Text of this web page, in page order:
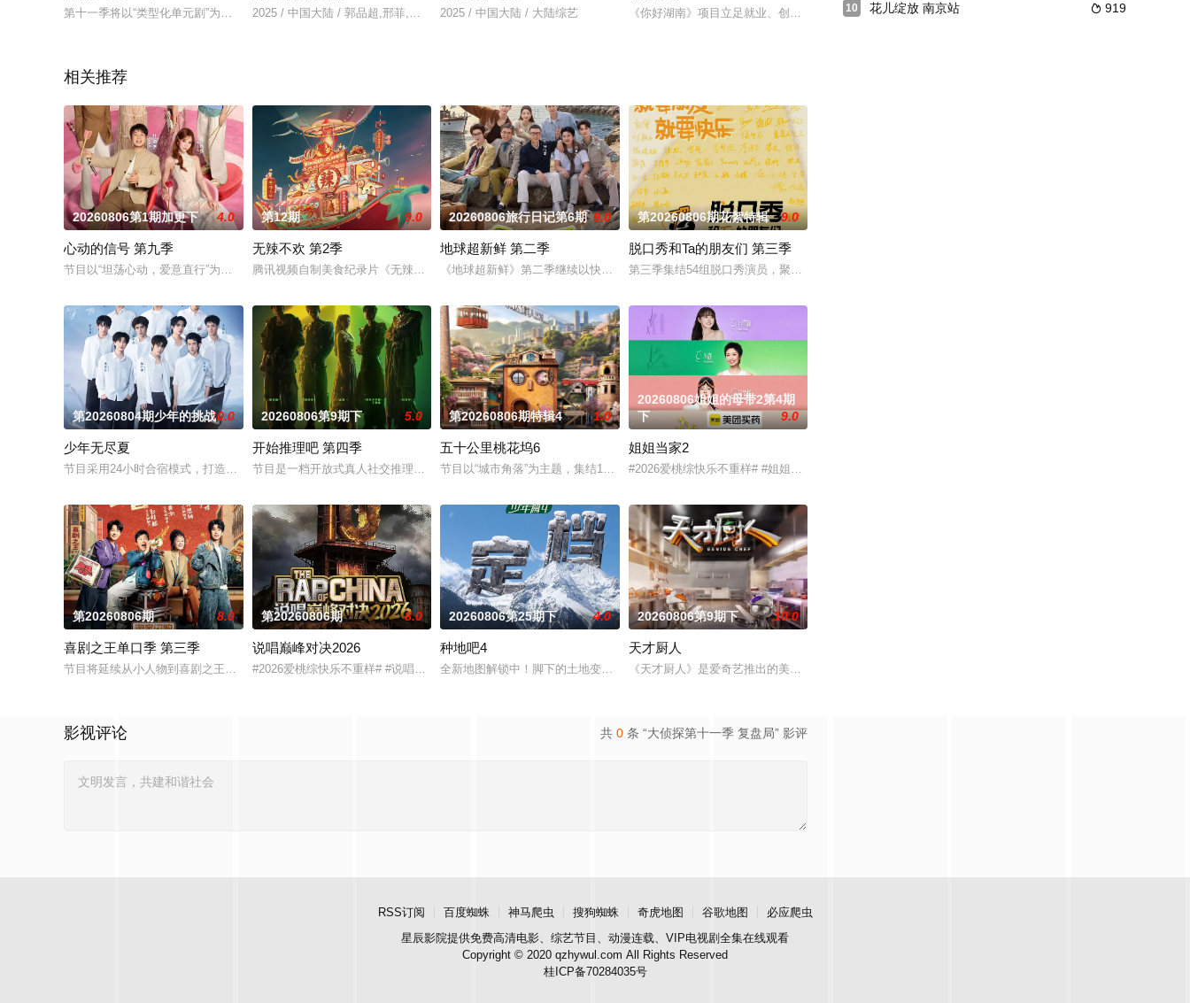
第十一季将以“类型化单元剧”为核心创新模式，深度融合影视类型元素与实境探案体验，以“灾难片、刑侦片、西部片、古装片”等多元风格持续
2025 / 中国大陆 / 郭品超,邢菲,张晓谦,赵让2025 / 中国大陆 / 大陆综艺 《你好湖南》项目立足就业、创业、生活、成长四大维度，用接地气的方式解读“年轻人友好省份”。由芒果新
相关推荐
20260806第1期加更下 4.0
心动的信号 第九季
节目以“坦荡心动，爱意直行”为核心主题，聚焦真诚直白的新式恋爱，告别无效拉扯，走进心动小屋，见证单身青年之间萌生的浪漫情愫。
第12期 9.0
无辣不欢 第2季
腾讯视频自制美食纪录片《无辣不欢》第二季，以“辣”为情绪钥匙，从个人感受延伸至社会群像，深入探寻这款当代“情绪释放器”如何一辣解千
20260806旅行日记第6期 9.0
地球超新鲜 第二季
《地球超新鲜》第二季继续以快乐解压为核心基调，开启“地球团”的快乐旅程。节目路线将继续延着地球的脉络，探索更全面的世界文化旅行和体
第20260806期花絮特辑 9.0
脱口秀和Ta的朋友们 第三季
第三季集结54组脱口秀演员，聚集资深老人和新锐潜力新人，阵容多元丰富。本季节目首次引入“竞演+合宿”
第20260804期少年的挑战10.0
少年无尽夏
节目采用24小时合宿模式，打造内娱首个新人演员成长训练营，优胜者将有机会获得优酷头部古装大剧定制角色。节目不仅还原少年成长路径，展
20260806第9期下 5.0
开始推理吧 第四季
节目是一档开放式真人社交推理游戏综艺。由刘宇宁、金靖、张凌赫、丁程鑫、周柯宇组成的玩家团将共同进入游戏世界《推门》，他们将沉浸式体
第20260806期特辑4 1.0
五十公里桃花坞6
节目以“城市角落”为主题，集结15位多元坞民通过21天的共同生活与亲手建造，探索"在不够理想的环境中，如何创造理想生活&
20260806姐姐的母带2第4期
下
9.0
姐姐当家2
#2026爱桃综快乐不重样# #姐姐当家# 第二季惊喜回归，看姐姐们如何见招拆招，畅聊人生的酸甜苦辣。观察
第20260806期 8.0
喜剧之王单口季 第三季
节目将延续从小人物到喜剧之王的故事，汇聚来自全国各地脱口秀俱乐部的优秀单口喜剧演员和漫才组合。每一位“小人物”都将带着真实感与鲜活
第20260806期 8.0
说唱巅峰对决2026
#2026爱桃综快乐不重样# #说唱十周年巅峰对决#全新升级归来，这次不止比技术，更要玩灵魂共振！最顶的舞台+最真的故事，让每个b
20260806第25期下 4.0
种地吧4
全新地图解锁中！脚下的土地变了，但十个勤天那份“想把地种好”的滚烫初心不变！将“见天地之广阔，解民生之多艰”的信念撒向更远的远方，
20260806第9期下 10.0
天才厨人
《天才厨人》是爱奇艺推出的美食竞技类真人秀 ，由何浩楠、黄渤、吕严、马頔等人为嘉宾。
共 0 条 “大侦探第十一季 复盘局” 影评
影视评论
10  919
花儿绽放 南京站
RSS订阅 百度蜘蛛 神马爬虫 搜狗蜘蛛 奇虎地图 谷歌地图
必应爬虫
星辰影院提供免费高清电影、综艺节目、动漫连载、VIP电视剧全集在线观看
Copyright © 2020 qzhywul.com All Rights Reserved
桂ICP备70284035号